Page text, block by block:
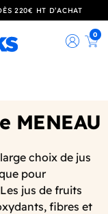
220€ HT D’ACHAT
0
MENEAU
choix de jus
pour
jus de fruits
fibres et